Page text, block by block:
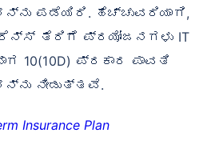
ಪಡೆಯಿರಿ. ಹೆಚ್ಚುವರಿಯಾಗಿ,
ತೆರಿಗೆ ಪ್ರಯೋಜನಗಳು IT
10(10D) ಪ್ರಕಾರ ಪಾವತಿ
ನೀಡುತ್ತವೆ.
Insurance Plan